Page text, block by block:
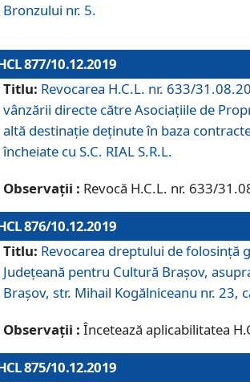
Bronzului nr. 5.
877/10.12.2019
Titlu: Revocarea H.C.L. nr. 633/
vânzării directe către Asociațiile de
altă destinație deținute în baza
încheiate cu S.C. RIAL S.R.L.
Observații : Revocă H.C.L. nr. 633/
876/10.12.2019
Titlu: Revocarea dreptului de folosinţă
Judeţeană pentru Cultură Braşov,
Braşov, str. Mihail Kogălniceanu nr. 23,
Observații : Încetează aplicabilitatea
875/10.12.2019